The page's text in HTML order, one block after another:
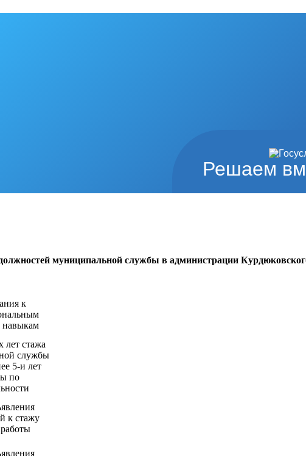
Решаем
муниципальной службы в администрации
к
навыкам
лет стажа
службы
5-и лет
по
к стажу